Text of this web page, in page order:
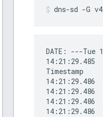
dns-sd -G
DATE: ---Tue
14:21:29.485
Timestamp
14:21:29.486
14:21:29.486
14:21:29.486
14:21:29.486